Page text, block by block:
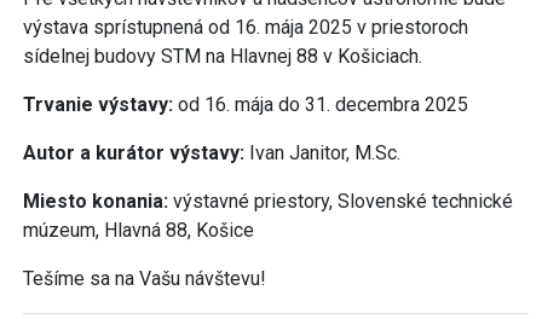
výstava sprístupnená od 16. mája 2025 v priestoroch
sídelnej budovy STM na Hlavnej 88 v Košiciach.
Trvanie výstavy: od 16. mája do 31. decembra 2025
Autor a kurátor výstavy: Ivan Janitor, M.Sc.
Miesto konania: výstavné priestory, Slovenské technické
múzeum, Hlavná 88, Košice
Tešíme sa na Vašu návštevu!